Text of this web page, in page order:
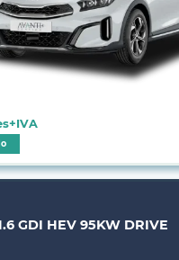
GDI HEV 95KW DRIVE